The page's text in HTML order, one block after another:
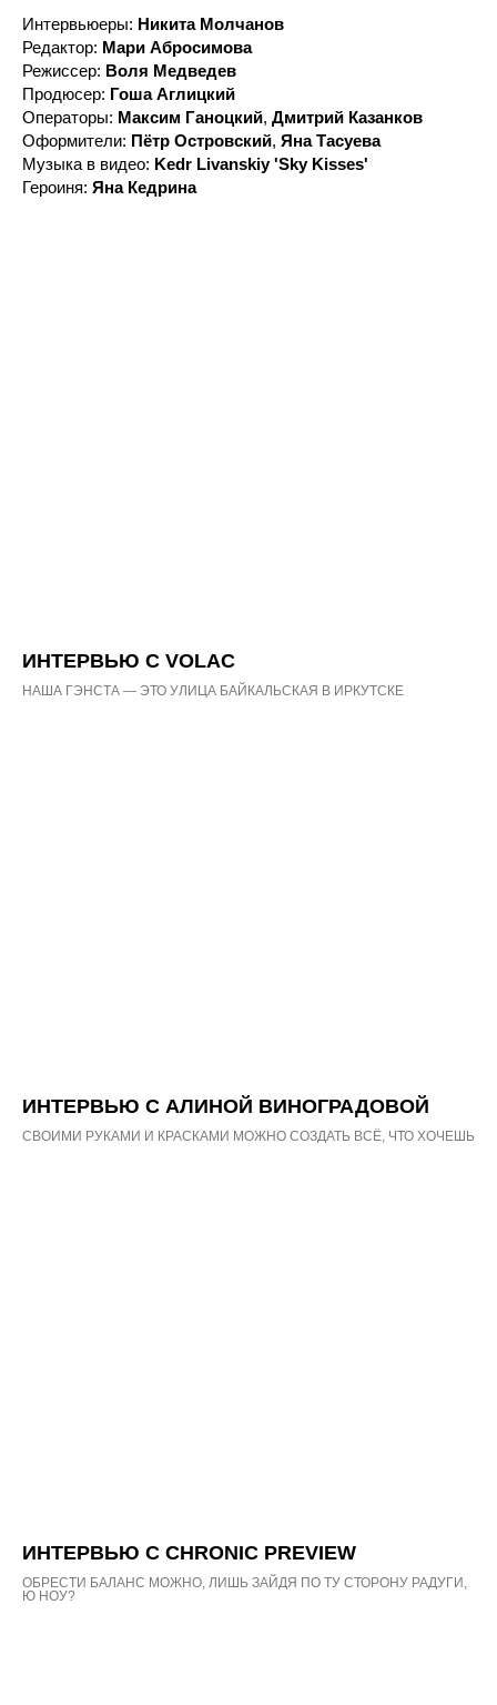
Интервьюеры: Никита Молчанов
Редактор: Мари Абросимова
Режиссер: Воля Медведев
Продюсер: Гоша Аглицкий
Операторы: Максим Ганоцкий, Дмитрий Казанков
Оформители: Пётр Островский, Яна Тасуева
Музыка в видео: Kedr Livanskiy 'Sky Kisses'
Героиня: Яна Кедрина
ИНТЕРВЬЮ С VOLAC
НАША ГЭНСТА — ЭТО УЛИЦА БАЙКАЛЬСКАЯ В ИРКУТСКЕ
ИНТЕРВЬЮ С АЛИНОЙ ВИНОГРАДОВОЙ
CВОИМИ РУКАМИ И КРАСКАМИ МОЖНО СОЗДАТЬ ВСЁ, ЧТО ХОЧЕШЬ
ИНТЕРВЬЮ С CHRONIC PREVIEW
ОБРЕСТИ БАЛАНС МОЖНО, ЛИШЬ ЗАЙДЯ ПО ТУ СТОРОНУ РАДУГИ,
Ю НОУ?